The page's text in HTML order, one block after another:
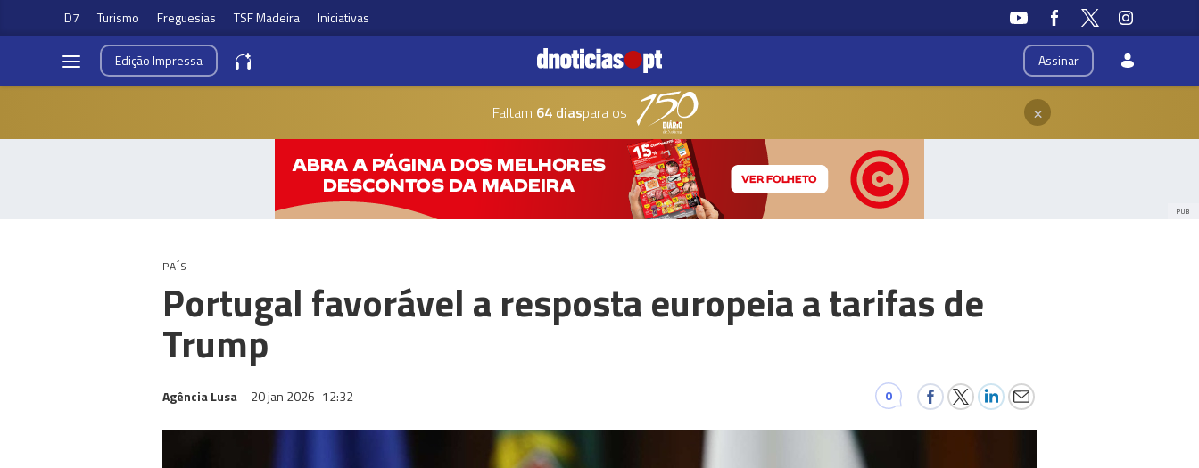
D7 Turismo Freguesias TSF Madeira Iniciativas
Assinar
EdiçãoImpressa
Faltam 64 diaspara os ×
PUB
PAÍS
Portugal favorável a resposta europeia a tarifas de
Trump
Agência Lusa 20 jan 2026 12:32 0